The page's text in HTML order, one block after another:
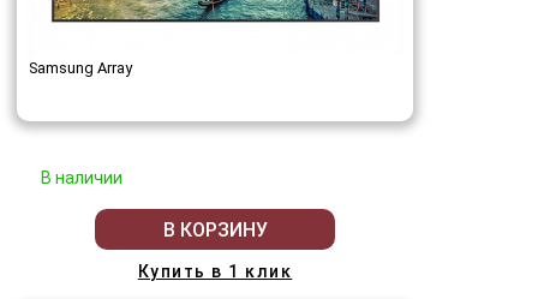
Samsung Array
В наличии
В КОРЗИНУ
Купить в 1 клик